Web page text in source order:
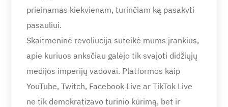
prieinamas kiekvienam, turinčiam ką pasakyti
pasauliui.
Skaitmeninė revoliucija suteikė mums įrankius,
apie kuriuos anksčiau galėjo tik svajoti didžiųjų
medijos imperijų vadovai. Platformos kaip
YouTube, Twitch, Facebook Live ar TikTok Live
ne tik demokratizavo turinio kūrimą, bet ir